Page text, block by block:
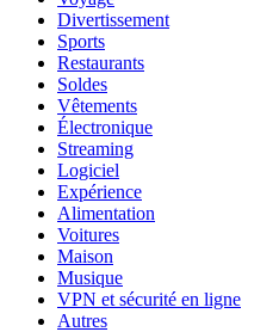
Divertissement
Sports
Restaurants
Soldes
Vêtements
Électronique
Streaming
Logiciel
Expérience
Alimentation
Voitures
Maison
Musique
VPN et sécurité en ligne
Autres